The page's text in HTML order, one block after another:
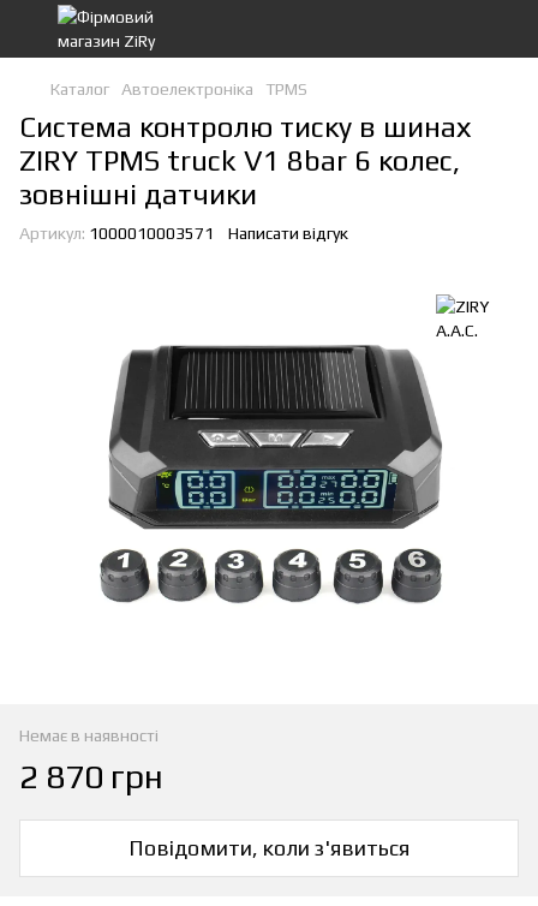
Каталог Автоелектроніка TPMS
Система контролю тиску в шинах
ZIRY TPMS truck V1 8bar 6 колес,
зовнішні датчики
Артикул: 1000010003571 Написати відгук
Немає в наявності
2 870 грн
Повідомити, коли з'явиться